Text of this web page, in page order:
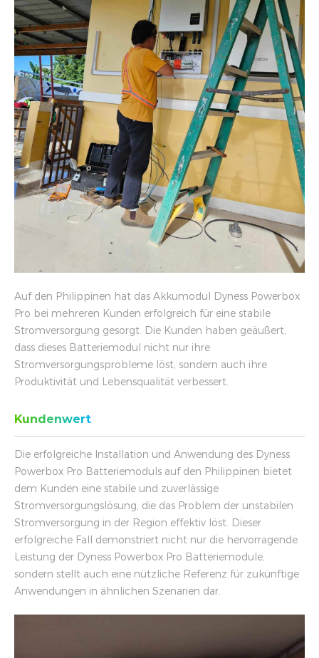
Auf den Philippinen hat das Akkumodul Dyness Powerbox
Pro bei mehreren Kunden erfolgreich für eine stabile
Stromversorgung gesorgt. Die Kunden haben geäußert,
dass dieses Batteriemodul nicht nur ihre
Stromversorgungsprobleme löst, sondern auch ihre
Produktivität und Lebensqualität verbessert.
Kundenwert
Die erfolgreiche Installation und Anwendung des Dyness
Powerbox Pro Batteriemoduls auf den Philippinen bietet
dem Kunden eine stabile und zuverlässige
Stromversorgungslösung, die das Problem der unstabilen
Stromversorgung in der Region effektiv löst. Dieser
erfolgreiche Fall demonstriert nicht nur die hervorragende
Leistung der Dyness Powerbox Pro Batteriemodule,
sondern stellt auch eine nützliche Referenz für zukünftige
Anwendungen in ähnlichen Szenarien dar.